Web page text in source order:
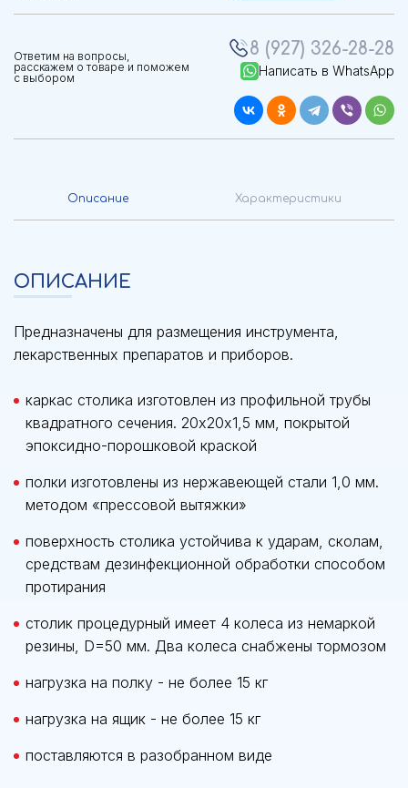
Ответим на вопросы,
расскажем о товаре и поможем
с выбором
8 (927) 326-28-28
Написать в WhatsApp
Описание Характеристики
ОПИСАНИЕ
Предназначены для размещения инструмента,
лекарственных препаратов и приборов.
каркас столика изготовлен из профильной трубы
квадратного сечения. 20х20х1,5 мм, покрытой
эпоксидно-порошковой краской
полки изготовлены из нержавеющей стали 1,0 мм.
методом «прессовой вытяжки»
поверхность столика устойчива к ударам, сколам,
средствам дезинфекционной обработки способом
протирания
столик процедурный имеет 4 колеса из немаркой
резины, D=50 мм. Два колеса снабжены тормозом
нагрузка на полку - не более 15 кг
нагрузка на ящик - не более 15 кг
поставляются в разобранном виде